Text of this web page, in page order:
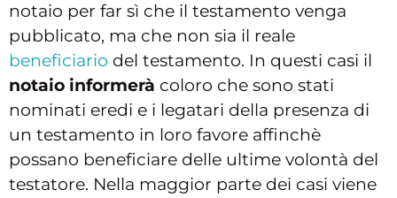
notaio per far sì che il testamento venga
pubblicato, ma che non sia il reale
beneficiario del testamento. In questi casi il
notaio informerà coloro che sono stati
nominati eredi e i legatari della presenza di
un testamento in loro favore affinchè
possano beneficiare delle ultime volontà del
testatore. Nella maggior parte dei casi viene